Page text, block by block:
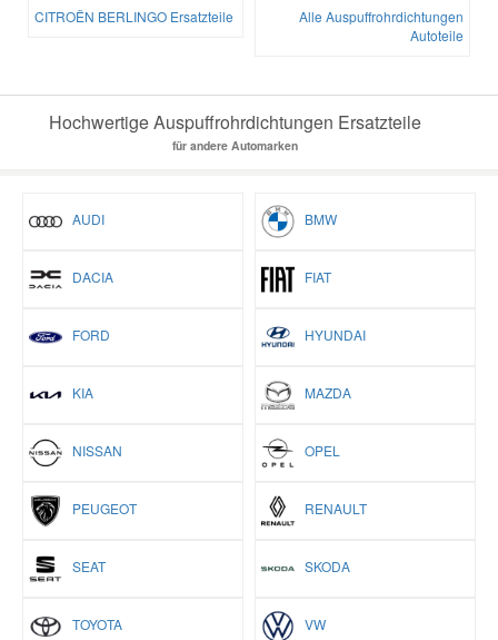
CITROËN BERLINGO Ersatzteile
Alle Auspuffrohrdichtungen
Autoteile
Hochwertige Auspuffrohrdichtungen Ersatzteile
für andere Automarken
AUDI BMW
DACIA FIAT
FORD HYUNDAI
KIA MAZDA
NISSAN OPEL
PEUGEOT RENAULT
SEAT SKODA
TOYOTA VW